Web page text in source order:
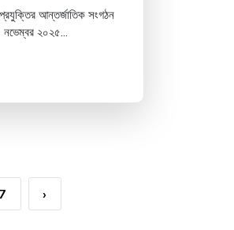
আন্তর্জাতিক সংগঠন
নভেম্বর ২০২৫...
›